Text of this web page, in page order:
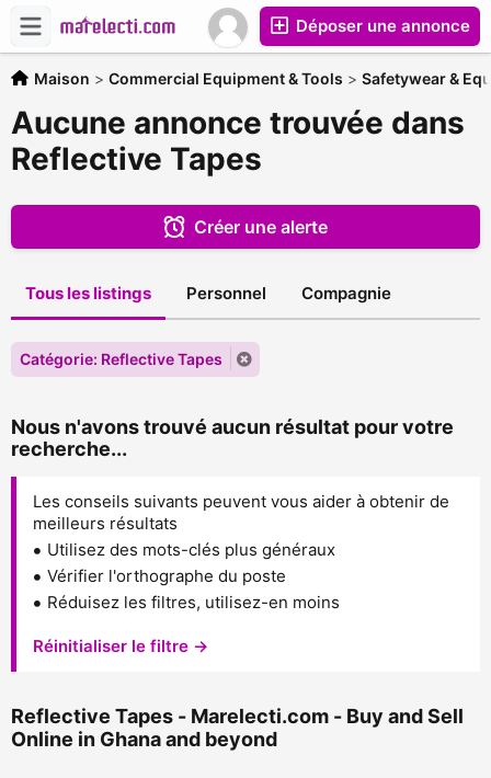
Déposer une annonce
Maison > Commercial Equipment & Tools > Safetywear &
Aucune annonce trouvée dans
Reflective Tapes
Créer une alerte
Tous les listings Personnel Compagnie
Catégorie: Reflective Tapes
Nous n'avons trouvé aucun résultat pour votre
recherche...
Les conseils suivants peuvent vous aider à obtenir de
meilleurs résultats
Utilisez des mots-clés plus généraux
Vérifier l'orthographe du poste
Réduisez les filtres, utilisez-en moins
Réinitialiser le filtre →
Reflective Tapes - Marelecti.com - Buy and Sell
Online in Ghana and beyond